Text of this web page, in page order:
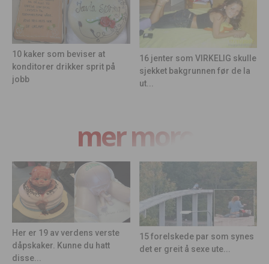
10 kaker som beviser at
konditorer drikker sprit på
jobb
16 jenter som VIRKELIG skulle
sjekket bakgrunnen før de la
ut...
mer moro
Her er 19 av verdens verste
dåpskaker. Kunne du hatt
disse...
15 forelskede par som synes
det er greit å sexe ute...